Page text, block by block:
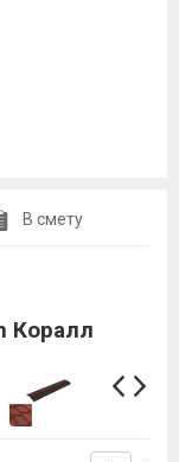
В смету
Коралл